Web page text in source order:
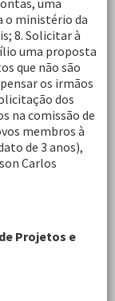
uma
o ministério da
8. Solicitar à
uma proposta
que não são
os irmãos
dos
na comissão de
membros à
de 3 anos),
Carlos
Projetos e